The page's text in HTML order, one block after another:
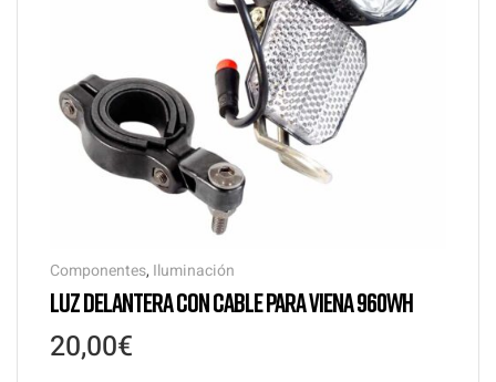
Componentes, Iluminación
LUZ DELANTERA CON CABLE PARA VIENA 960WH
20,00€